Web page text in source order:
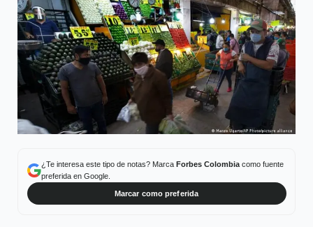
¿Te interesa este tipo de notas? Marca Forbes Colombiacomo fuente
preferida en Google.
Marcar como preferida